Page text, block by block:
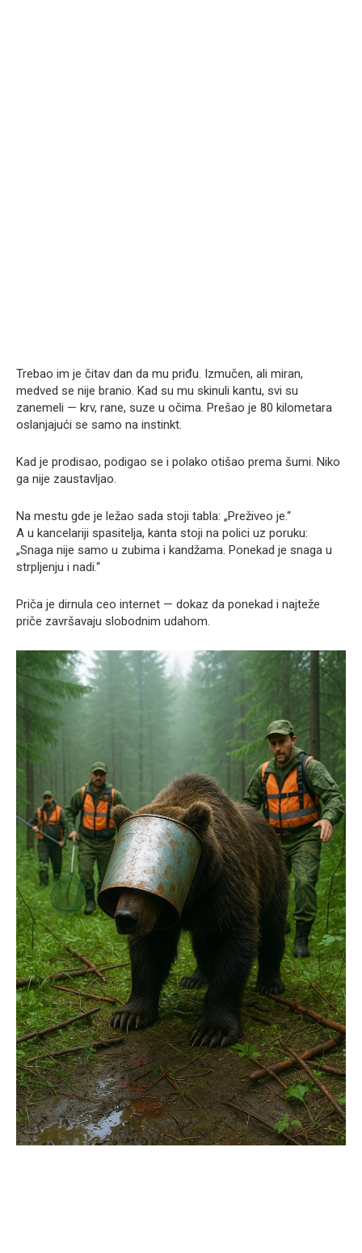
Trebao im je čitav dan da mu priđu. Izmučen, ali miran,
medved se nije branio. Kad su mu skinuli kantu, svi su
zanemeli — krv, rane, suze u očima. Prešao je 80 kilometara
oslanjajući se samo na instinkt.
Kad je prodisao, podigao se i polako otišao prema šumi. Niko
ga nije zaustavljao.
Na mestu gde je ležao sada stoji tabla: „Preživeo je.“
A u kancelariji spasitelja, kanta stoji na polici uz poruku:
„Snaga nije samo u zubima i kandžama. Ponekad je snaga u
strpljenju i nadi.“
Priča je dirnula ceo internet — dokaz da ponekad i najteže
priče završavaju slobodnim udahom.